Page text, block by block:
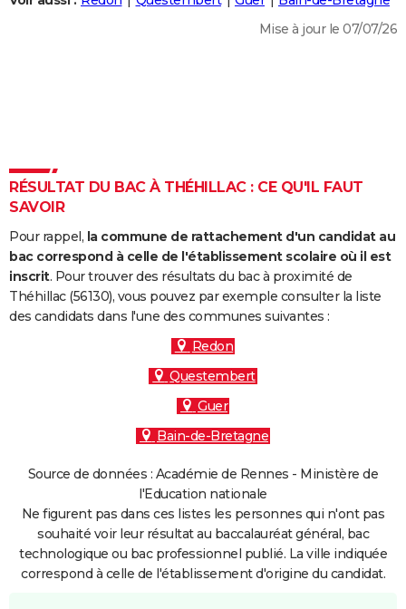
DICTIONNAIRE
Dictionnaire
Biographies
Citations
Expressions
Proverbes
PROGRAMME TV
COPAINS D'AVANT
S'inscrire
Se connecter
Lycées
Collèges
Primaires
Universités
Entreprises
Service militaire
Avis de recherche
AVIS DE DÉCÈS
FORUM
Mise à jour le 07/07/26
RÉSULTAT DU BAC À THÉHILLAC : CE QU'IL FAUT
SAVOIR
Pour rappel, la commune de rattachement d'un candidat au
bac correspond à celle de l'établissement scolaire où il est
inscrit. Pour trouver des résultats du bac à proximité de
Théhillac (56130), vous pouvez par exemple consulter la liste
des candidats dans l'une des communes suivantes :
Redon
Questembert
Guer
Bain-de-Bretagne
Source de données : Académie de Rennes - Ministère de
l'Education nationale
Ne figurent pas dans ces listes les personnes qui n'ont pas
souhaité voir leur résultat au baccalauréat général, bac
technologique ou bac professionnel publié. La ville indiquée
correspond à celle de l'établissement d'origine du candidat.